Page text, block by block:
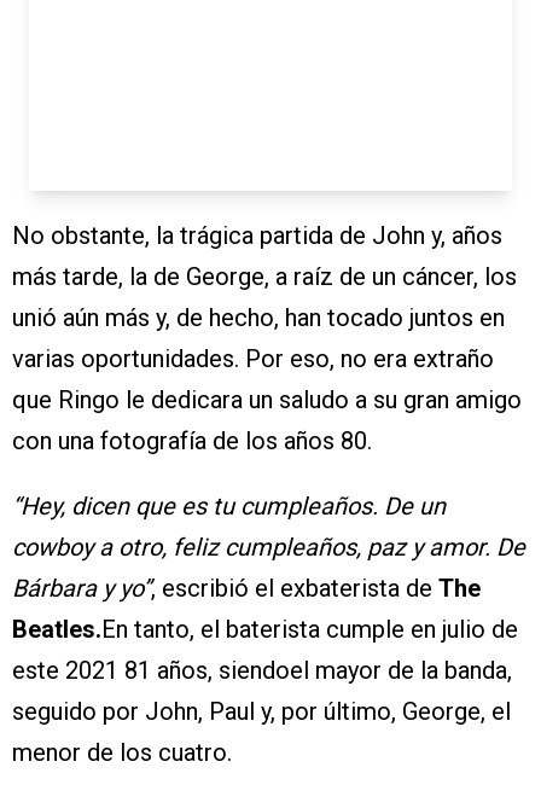
No obstante, la trágica partida de John y, años
más tarde, la de George, a raíz de un cáncer, los
unió aún más y, de hecho, han tocado juntos en
varias oportunidades. Por eso, no era extraño
que Ringo le dedicara un saludo a su gran amigo
con una fotografía de los años 80.
“Hey, dicen que es tu cumpleaños. De un
cowboy a otro, feliz cumpleaños, paz y amor. De
Bárbara y yo”, escribió el exbaterista de The
Beatles.En tanto, el baterista cumple en julio de
este 2021 81 años, siendoel mayor de la banda,
seguido por John, Paul y, por último, George, el
menor de los cuatro.